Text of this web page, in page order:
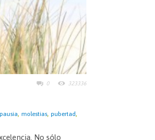
0 323336
, molestias, pubertad,
No sólo